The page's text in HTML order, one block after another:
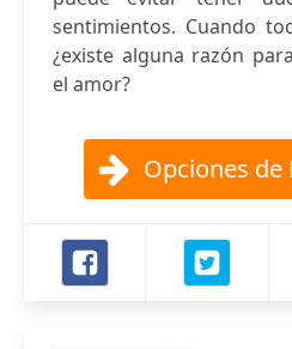
sentimientos. Cuando
¿existe alguna razón
el amor?
Opciones de